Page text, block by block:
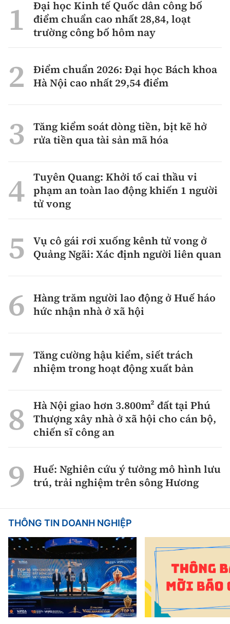
Đại học Kinh tế Quốc dân công bố
điểm chuẩn cao nhất 28,84, loạt
trường công bố hôm nay
Điểm chuẩn 2026: Đại học Bách khoa
Hà Nội cao nhất 29,54 điểm
Tăng kiểm soát dòng tiền, bịt kẽ hở
rửa tiền qua tài sản mã hóa
Tuyên Quang: Khởi tố cai thầu vi
phạm an toàn lao động khiến 1 người
tử vong
Vụ cô gái rơi xuống kênh tử vong ở
Quảng Ngãi: Xác định người liên quan
Hàng trăm người lao động ở Huế háo
hức nhận nhà ở xã hội
Tăng cường hậu kiểm, siết trách
nhiệm trong hoạt động xuất bản
Hà Nội giao hơn 3.800m² đất tại Phú
Thượng xây nhà ở xã hội cho cán bộ,
chiến sĩ công an
Huế: Nghiên cứu ý tưởng mô hình lưu
trú, trải nghiệm trên sông Hương
THÔNG TIN DOANH NGHIỆP